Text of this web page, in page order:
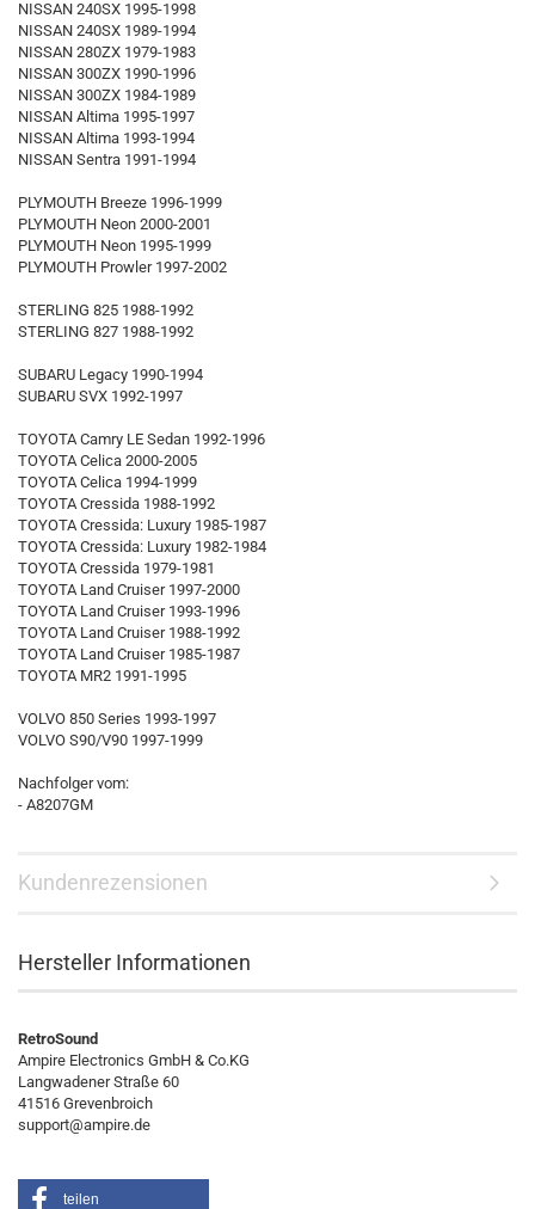
NISSAN 240SX 1995-1998
NISSAN 240SX 1989-1994
NISSAN 280ZX 1979-1983
NISSAN 300ZX 1990-1996
NISSAN 300ZX 1984-1989
NISSAN Altima 1995-1997
NISSAN Altima 1993-1994
NISSAN Sentra 1991-1994
PLYMOUTH Breeze 1996-1999
PLYMOUTH Neon 2000-2001
PLYMOUTH Neon 1995-1999
PLYMOUTH Prowler 1997-2002
STERLING 825 1988-1992
STERLING 827 1988-1992
SUBARU Legacy 1990-1994
SUBARU SVX 1992-1997
TOYOTA Camry LE Sedan 1992-1996
TOYOTA Celica 2000-2005
TOYOTA Celica 1994-1999
TOYOTA Cressida 1988-1992
TOYOTA Cressida: Luxury 1985-1987
TOYOTA Cressida: Luxury 1982-1984
TOYOTA Cressida 1979-1981
TOYOTA Land Cruiser 1997-2000
TOYOTA Land Cruiser 1993-1996
TOYOTA Land Cruiser 1988-1992
TOYOTA Land Cruiser 1985-1987
TOYOTA MR2 1991-1995
VOLVO 850 Series 1993-1997
VOLVO S90/V90 1997-1999
Nachfolger vom:
- A8207GM
Kundenrezensionen
Hersteller Informationen
RetroSound
Ampire Electronics GmbH & Co.KG
Langwadener Straße 60
41516 Grevenbroich
support@ampire.de
teilen